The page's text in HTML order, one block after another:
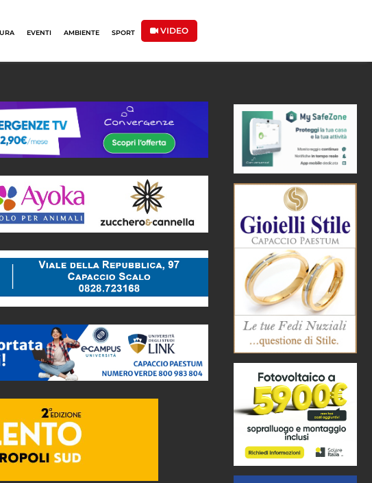
EVENTI AMBIENTE SPORT VIDEO